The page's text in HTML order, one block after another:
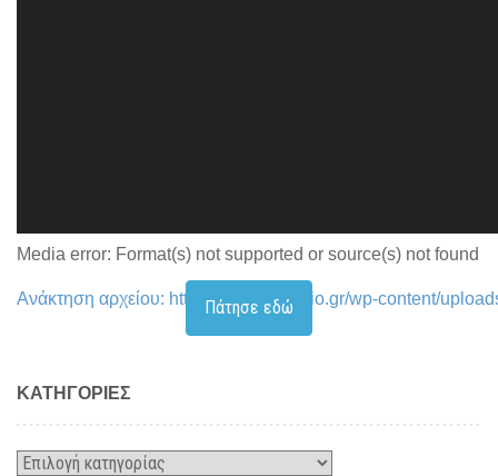
Media error: Format(s) not supported or source(s) not found
Ανάκτηση αρχείου: https://www.fitstudio.gr/wp-content/
Πάτησε εδώ
KΑΤΗΓΟΡΊΕΣ
Kατηγορίες